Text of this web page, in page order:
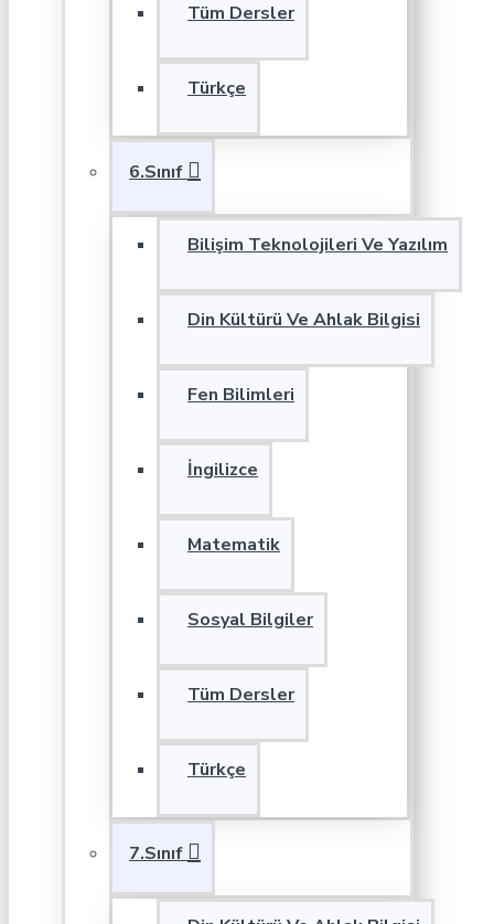
Tüm Dersler
Türkçe
6.Sınıf
Bilişim Teknolojileri Ve Yazılım
Din Kültürü Ve Ahlak Bilgisi
Fen Bilimleri
İngilizce
Matematik
Sosyal Bilgiler
Tüm Dersler
Türkçe
7.Sınıf